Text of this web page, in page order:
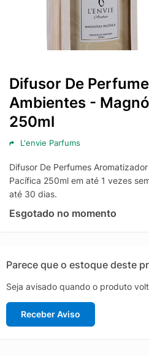
Difusor De
Ambientes -
250ml
L'envie Parfums
Difusor De Perfumes
Pacífica 250ml em até 1 vezes
até 30 dias.
Esgotado no momento
Parece que o estoque deste
Seja avisado quando o produto
Receber Aviso